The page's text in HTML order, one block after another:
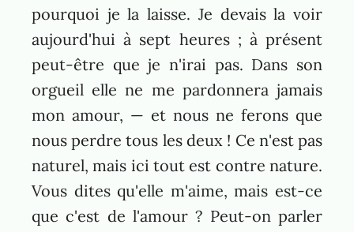
pourquoi je la laisse. Je devais la voir
aujourd'hui à sept heures ; à présent
peut-être que je n'irai pas. Dans son
orgueil elle ne me pardonnera jamais
mon amour, — et nous ne ferons que
nous perdre tous les deux ! Ce n'est pas
naturel, mais ici tout est contre nature.
Vous dites qu'elle m'aime, mais est-ce
que c'est de l'amour ? Peut-on parler